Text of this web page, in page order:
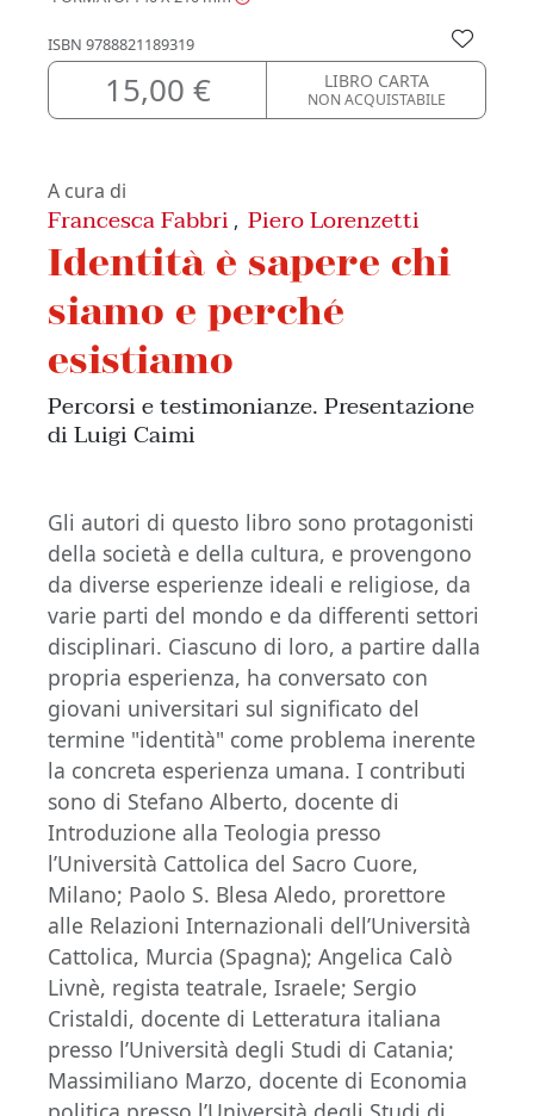
ISBN 9788821189319
15,00 € LIBRO CARTA
NON ACQUISTABILE
A cura di
Francesca Fabbri , Piero Lorenzetti
Identità è sapere chi
siamo e perché
esistiamo
Percorsi e testimonianze. Presentazione
di Luigi Caimi
Gli autori di questo libro sono protagonisti
della società e della cultura, e provengono
da diverse esperienze ideali e religiose, da
varie parti del mondo e da differenti settori
disciplinari. Ciascuno di loro, a partire dalla
propria esperienza, ha conversato con
giovani universitari sul significato del
termine "identità" come problema inerente
la concreta esperienza umana. I contributi
sono di Stefano Alberto, docente di
Introduzione alla Teologia presso
l’Università Cattolica del Sacro Cuore,
Milano; Paolo S. Blesa Aledo, prorettore
alle Relazioni Internazionali dell’Università
Cattolica, Murcia (Spagna); Angelica Calò
Livnè, regista teatrale, Israele; Sergio
Cristaldi, docente di Letteratura italiana
presso l’Università degli Studi di Catania;
Massimiliano Marzo, docente di Economia